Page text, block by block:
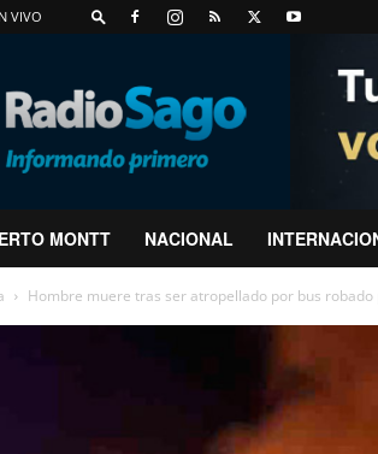
VIVO
MONTT NACIONAL
Hombre muere tras ser atropellado por bus robado